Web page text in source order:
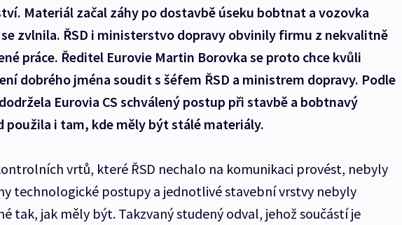
Materiál začal záhy po dostavbě úseku bobtnat a vozovka
zvlnila. ŘSD i ministerstvo dopravy obvinily firmu z nekvalitně
práce. Ředitel Eurovie Martin Borovka se proto chce kvůli
dobrého jména soudit s šéfem ŘSD a ministrem dopravy. Podle
Eurovia CS schválený postup při stavbě a bobtnavý
použila i tam, kde měly být stálé materiály.
vrtů, které ŘSD nechalo na komunikaci provést, nebyly
technologické postupy a jednotlivé stavební vrstvy nebyly
tak, jak měly být. Takzvaný studený odval, jehož součástí je